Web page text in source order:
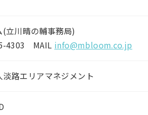
(立川晴の輔事務局)
4303 MAIL info@mbloom.co.jp
路エリアマネジメント